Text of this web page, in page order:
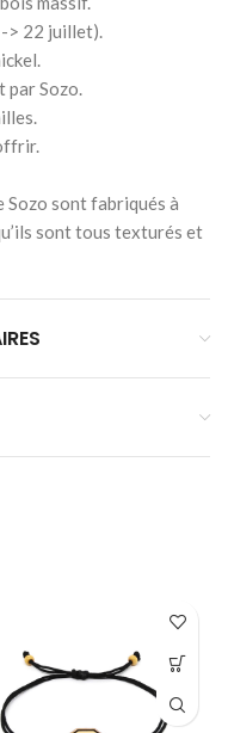
> 22 juillet).
par Sozo.
Sozo sont fabriqués à
sont tous texturés et